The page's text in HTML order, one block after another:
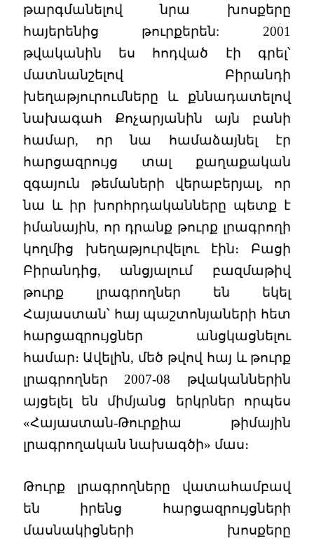
թարգմանելով նրա խոսքերը
հայերենից թուրքերեն: 2001
թվականին ես հոդված էի գրել՝
մատնանշելով Բիրանդի
խեղաթյուրումները և քննադատելով
նախագահ Քոչարյանին այն բանի
համար, որ նա համաձայնել էր
հարցազրույց տալ քաղաքական
զգայուն թեմաների վերաբերյալ, որ
նա և իր խորհրդականները պետք է
իմանային, որ դրանք թուրք լրագրողի
կողմից խեղաթյուրվելու էին։ Բացի
Բիրանդից, անցյալում բազմաթիվ
թուրք լրագրողներ են եկել
Հայաստան՝ հայ պաշտոնյաների հետ
հարցազրույցներ անցկացնելու
համար։ Ավելին, մեծ թվով հայ և թուրք
լրագրողներ 2007-08 թվականներին
այցելել են միմյանց երկրներ որպես
«Հայաստան-Թուրքիա թիմային
լրագրողական նախագծի» մաս։
Թուրք լրագրողները վատահամբավ
են իրենց հարցազրույցների
մասնակիցների խոսքերը